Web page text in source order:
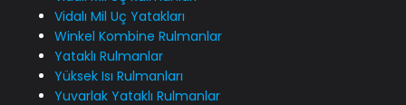
Vidalı Mil Uç Yatakları
Winkel Kombine Rulmanlar
Yataklı Rulmanlar
Yüksek Isı Rulmanları
Yuvarlak Yataklı Rulmanlar